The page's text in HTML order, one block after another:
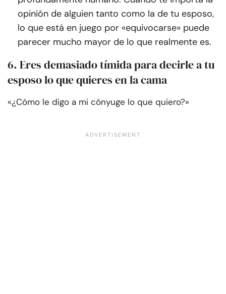
opinión de alguien tanto como la de tu esposo,
lo que está en juego por «equivocarse» puede
parecer mucho mayor de lo que realmente es.
6. Eres demasiado tímida para decirle a tu
esposo lo que quieres en la cama
«¿Cómo le digo a mi cónyuge lo que quiero?»